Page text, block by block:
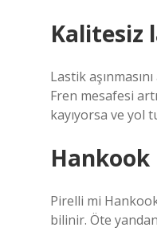
Kalitesiz
Lastik
Fren mesafesi
kayıyorsa ve yol
Pirelli mi
bilinir. Öte